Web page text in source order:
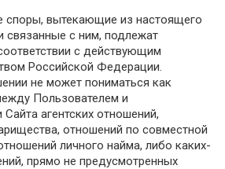
вытекающие из настоящего
связанные с ним, подлежат
с действующим
Российской Федерации.
не может пониматься как
Пользователем и
агентских отношений,
отношений по совместной
личного найма, либо каких-
прямо не предусмотренных